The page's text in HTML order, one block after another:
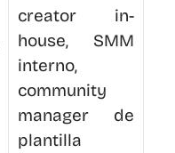
creator in-
house, SMM
interno,
community
manager de
plantilla